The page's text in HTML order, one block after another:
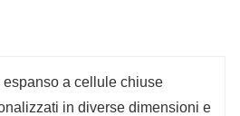
espanso a cellule chiuse
in diverse dimensioni e